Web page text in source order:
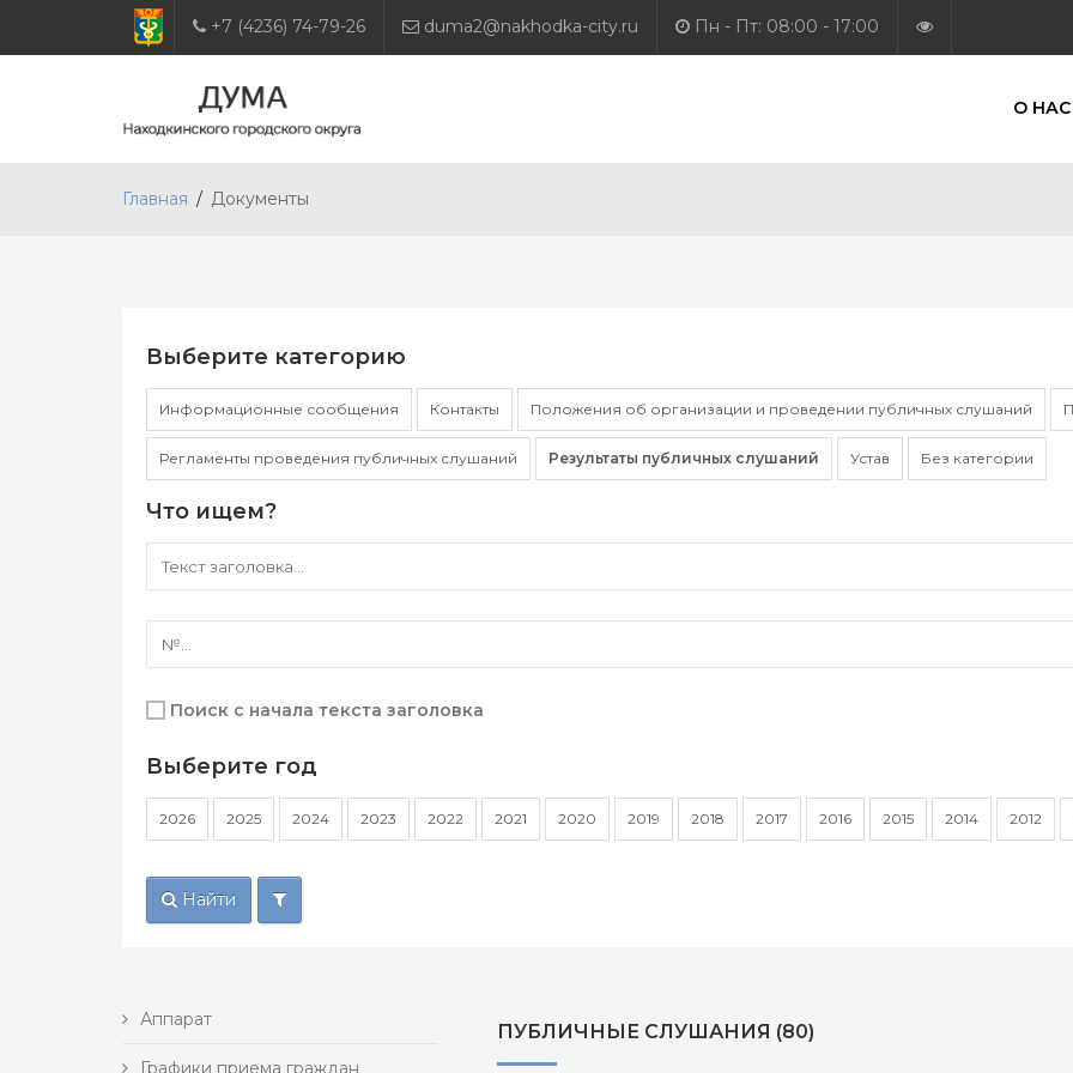
+7 (4236) 74-79-26 duma2@nakhodka-city.ru Пн - Пт: 08:00 - 17:00
О НАС
Главная Документы
Выберите категорию
Информационные сообщения Контакты Положения об организации и проведении публичных слушаний
Регламенты проведения публичных слушаний Результаты публичных слушаний Устав Без категории
Что ищем?
Поиск с начала текста заголовка
Выберите год
2026 2025 2024 2023 2022 2021 2020 2019 2018 2017 2016 2015 2014 2012
Найти
Аппарат
Графики приема граждан
ПУБЛИЧНЫЕ СЛУШАНИЯ (80)